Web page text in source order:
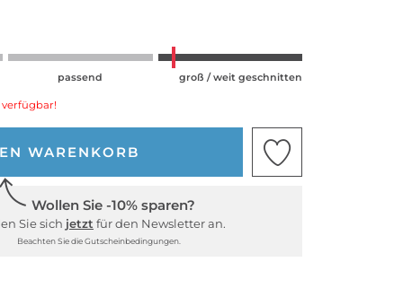
passend groß / weit geschnitten
verfügbar!
WARENKORB
Wollen Sie -10% sparen?
Sie sich jetzt für den Newsletter an.
Beachten Sie die Gutscheinbedingungen.